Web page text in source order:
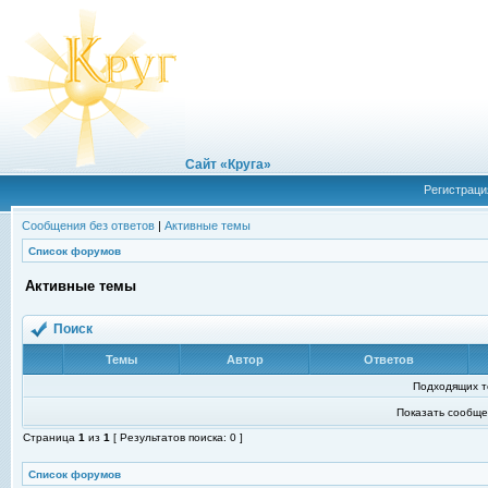
Сайт «Круга»
Сообщения без ответов | Активные темы
Список форумов
Активные темы
Поиск
Темы Автор Ответов
Подходящих
Показать
Страница 1 из 1 [ Результатов поиска: 0 ]
Список форумов